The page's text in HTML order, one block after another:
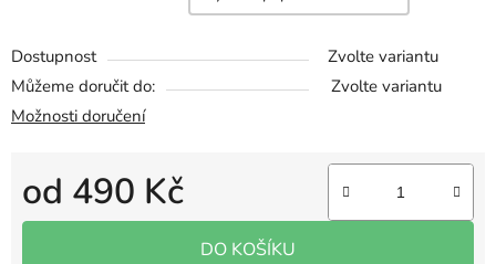
Dostupnost
Zvolte variantu
Můžeme doručit do:
Zvolte variantu
Možnosti doručení
od 490 Kč
Měrná cena:
DO KOŠÍKU